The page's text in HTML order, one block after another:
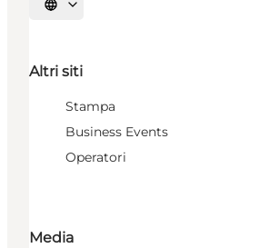
Seleziona la lingua
Altri siti
Stampa
Business Events
Operatori
Media